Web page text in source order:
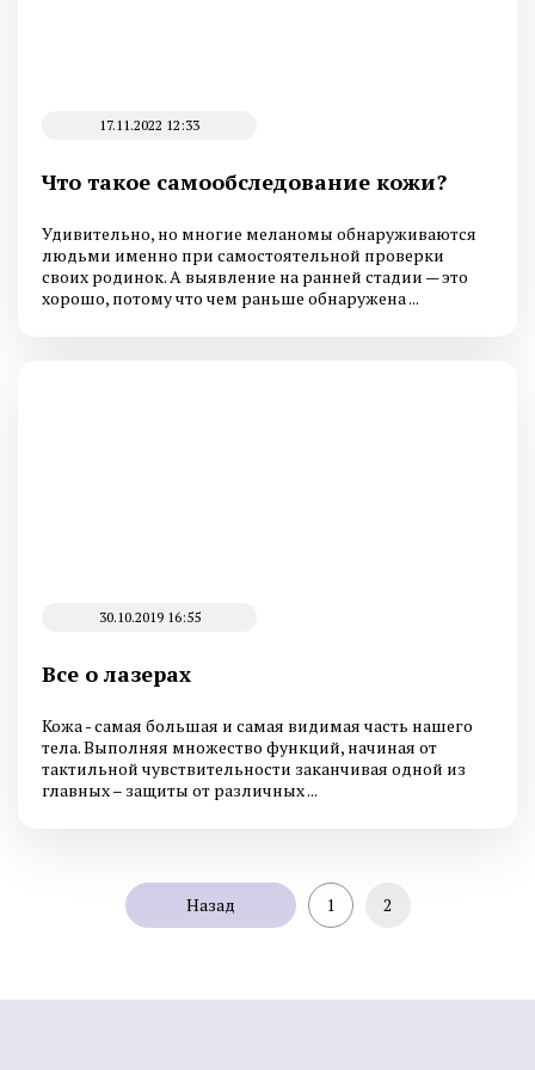
17.11.2022 12:33
Что такое cамообследование кожи?
Удивительно, но многие меланомы обнаруживаются
людьми именно при самостоятельной проверки
своих родинок. А выявление на ранней стадии — это
хорошо, потому что чем раньше обнаружена ...
30.10.2019 16:55
Все о лазерах
Кожа - самая большая и самая видимая часть нашего
тела. Выполняя множество функций, начиная от
тактильной чувствительности заканчивая одной из
главных – защиты от различных ...
Назад 1 2